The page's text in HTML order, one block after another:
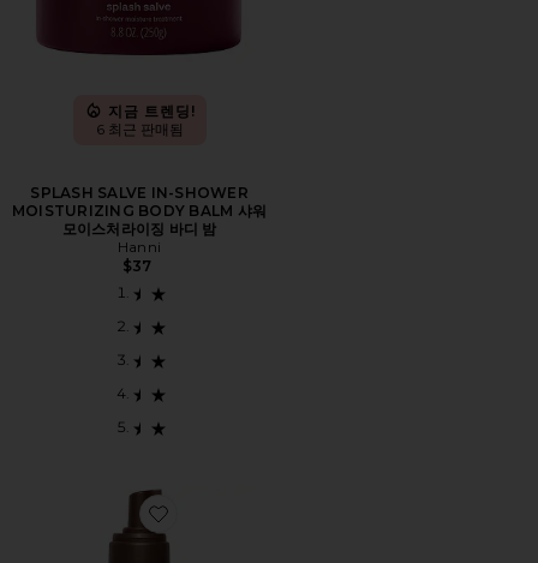
지금 트렌딩!
6 최근 판매됨
SPLASH SALVE IN-SHOWER
MOISTURIZING BODY BALM 샤워
모이스처라이징 바디 밤
Hanni
$37
Favorite EXPRESS SELF-TANNING MOUSSE ULTRA